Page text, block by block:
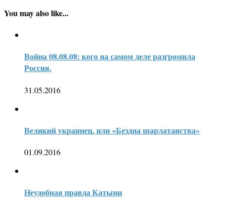
You may also like...
Война 08.08.08: кого на самом деле разгромила
Россия.
31.05.2016
Великий украинец, или «Бездна шарлатанства»
01.09.2016
Неудобная правда Катыни